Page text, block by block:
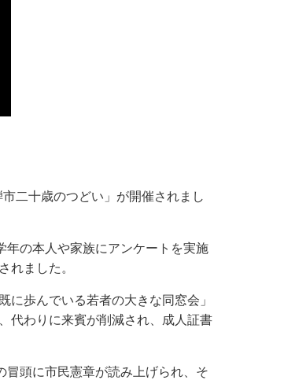
二十歳のつどい」が開催されまし
年の本人や家族にアンケートを実施
れました。
歩んでいる若者の大きな同窓会」
代わりに来賓が削減され、成人証書
頭に市民憲章が読み上げられ、そ